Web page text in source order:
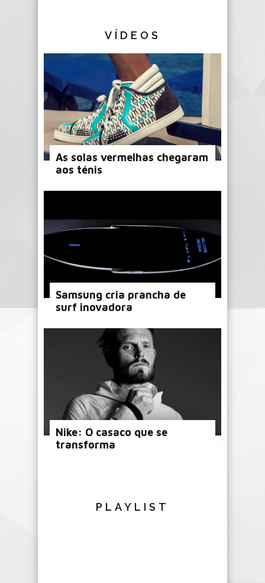
VÍDEOS
As solas vermelhas chegaram
aos ténis
Samsung cria prancha de
surf inovadora
Nike: O casaco que se
transforma
PLAYLIST